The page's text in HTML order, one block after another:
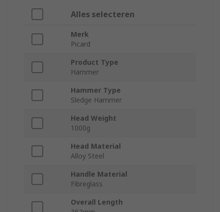
Alles selecteren
Merk
Picard
Product Type
Hammer
Hammer Type
Sledge Hammer
Head Weight
1000g
Head Material
Alloy Steel
Handle Material
Fibreglass
Overall Length